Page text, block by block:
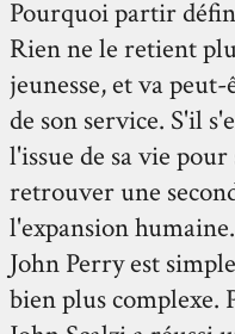
Pourquoi partir
Rien ne le retient
jeunesse, et va
de son service. S'il
l'issue de sa vie
retrouver une
l'expansion
John Perry est
bien plus complexe.